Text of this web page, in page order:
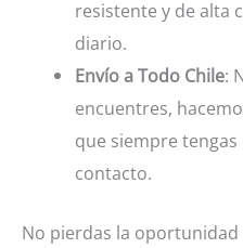
resistente y de alta
diario.
Envío a Todo Chile:
encuentres,
que siempre
contacto.
No pierdas la